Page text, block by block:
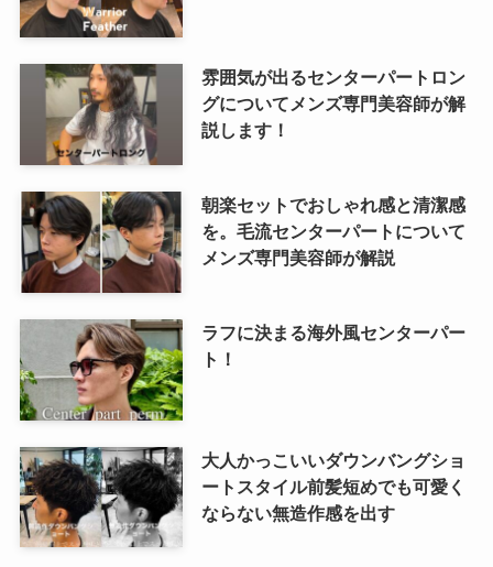
雰囲気が出るセンターパートロン
グについてメンズ専門美容師が解
説します！
朝楽セットでおしゃれ感と清潔感
を。毛流センターパートについて
メンズ専門美容師が解説
ラフに決まる海外風センターパー
ト！
大人かっこいいダウンバングショ
ートスタイル前髪短めでも可愛く
ならない無造作感を出す